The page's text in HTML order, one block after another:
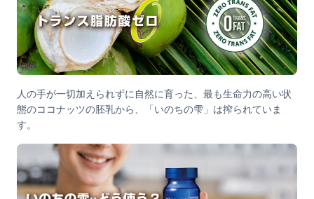
人の手が一切加えられずに自然に育った、最も生命力の高い状
態のココナッツの胚乳から、「いのちの雫」は搾られていま
す。